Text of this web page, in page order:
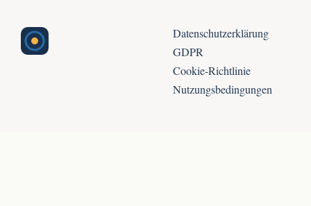
Datenschutzerklärung
GDPR
Cookie-Richtlinie
Nutzungsbedingungen